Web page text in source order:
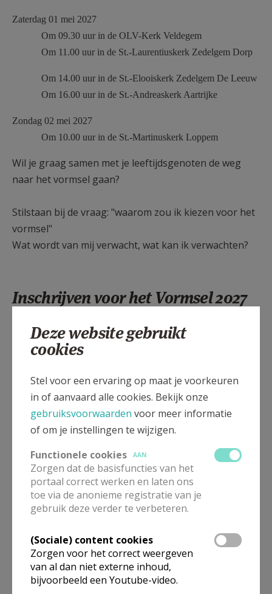
Zaterdag 01 mei 2027
Om 09.30 uur in de OLV-Kerk Veldegem
Om 11.00 uur in de St.-Laurentiuskerk Zedelgem Dorp
Om 14.00 uur in de St.-Elooiskerk Zedelgem De Leeuw
Om 16.00 uur in de St.-Andreaskerk Aartrijke
Zondag 02 mei 2027
Om 10.00 uur in de St.-Martinuskerk Loppem
Wil je graag samen met je leeftijdsgenoten de weg
naar het vormsel gaan?
Stilstaan bij de vraag: "waarom zou ik kiezen voor het
vormsel"
Wat wordt van mij verwacht, wat kan ik verwachten?
Inschrijven voor het Vormsel 2027
Inschrijven kan VANAF 02/10/2026 via het
of QR code:
https://tabor-zedelgem.link/vormsel
Meer info:nele.taborzedelgem@gmail.com
of 0494 88
87 37
Deze website gebruikt
cookies
Stel voor een ervaring op maat je voorkeuren
in of aanvaard alle cookies. Bekijk onze
gebruiksvoorwaarden voor meer informatie
of om je instellingen te wijzigen.
Functionele cookies
AAN
Zorgen dat de basisfuncties van het
portaal correct werken en laten ons
toe via de anonieme registratie van je
gebruik deze verder te verbeteren.
(Sociale) content cookies
Zorgen voor het correct weergeven
van al dan niet externe inhoud,
bijvoorbeeld een Youtube-video.